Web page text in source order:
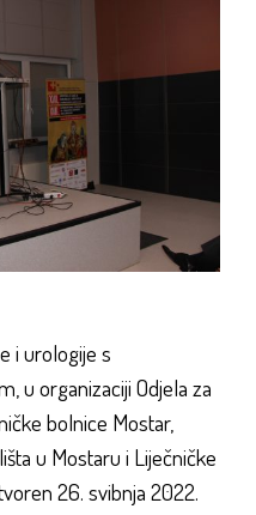
i urologije s
u organizaciji Odjela za
bolnice Mostar,
u Mostaru i Liječničke
26. svibnja 2022.